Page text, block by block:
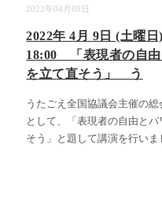
2022年04月09日
2022年 4月 9日 (土曜
18:00 「表現者の自
を立て直そう」 う
うたごえ全国協議会主催の
として、「表現者の自由と
そう」と題して講演を行いま